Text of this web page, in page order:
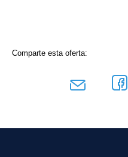
Comparte esta oferta: